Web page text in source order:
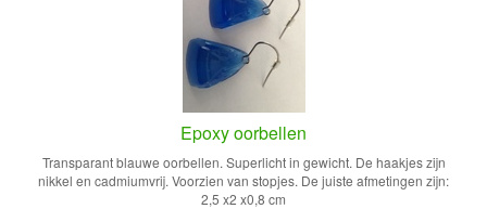
Epoxy oorbellen
Transparant blauwe oorbellen. Superlicht in gewicht. De haakjes zijn
nikkel en cadmiumvrij. Voorzien van stopjes. De juiste afmetingen zijn:
2,5 x2 x0,8 cm